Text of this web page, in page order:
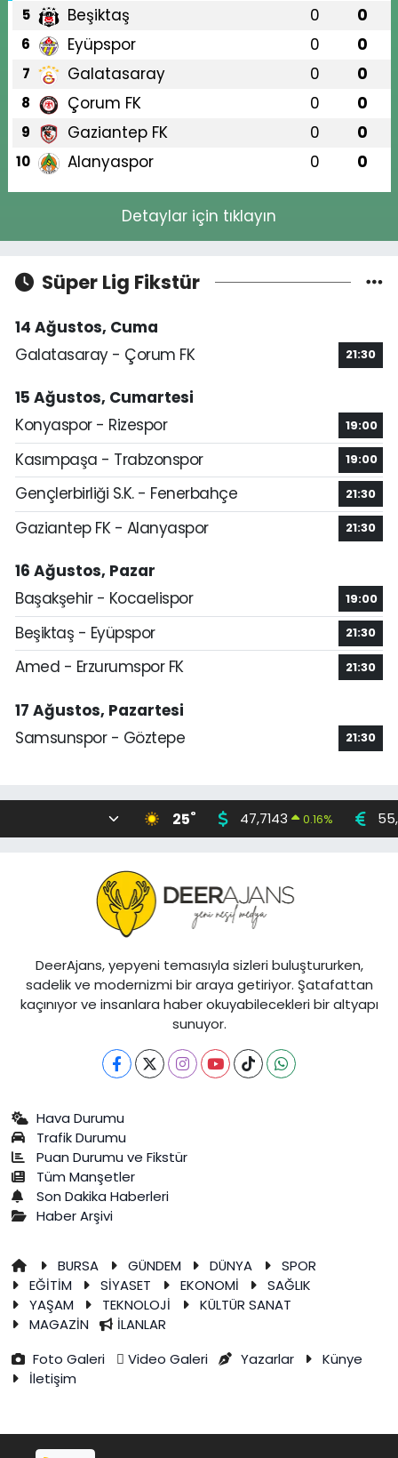
5 Beşiktaş 0 0
6 Eyüpspor 0 0
7 Galatasaray 0 0
8 Çorum FK 0 0
9 Gaziantep FK 0 0
10 Alanyaspor 0 0
Detaylar için tıklayın
Süper Lig Fikstür
14 Ağustos, Cuma
Galatasaray - Çorum FK
21:30
15 Ağustos, Cumartesi
Konyaspor - Rizespor
19:00
Kasımpaşa - Trabzonspor 19:00
Gençlerbirliği S.K. - Fenerbahçe 21:30
Gaziantep FK - Alanyaspor 21:30
16 Ağustos, Pazar
Başakşehir - Kocaelispor
19:00
Beşiktaş - Eyüpspor 21:30
Amed - Erzurumspor FK 21:30
17 Ağustos, Pazartesi
Samsunspor - Göztepe
21:30
25° 47,7143 0.16%
DeerAjans, yepyeni temasıyla sizleri buluştururken,
sadelik ve modernizmi bir araya getiriyor. Şatafattan
kaçınıyor ve insanlara haber okuyabilecekleri bir altyapı
sunuyor.
Hava Durumu
Trafik Durumu
Puan Durumu ve Fikstür
Tüm Manşetler
Son Dakika Haberleri
Haber Arşivi
BURSA GÜNDEM DÜNYA
SPOR
EĞİTİM
SİYASET EKONOMİ
SAĞLIK
YAŞAM
TEKNOLOJİ
KÜLTÜR SANAT
MAGAZİN
İLANLAR
Foto Galeri
Video Galeri Yazarlar
Künye
İletişim